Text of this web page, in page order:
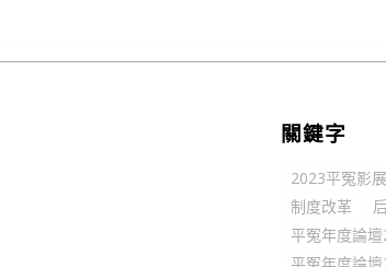
關鍵字
2023平冤影展
制度改革
平冤年度論
平冤年度論